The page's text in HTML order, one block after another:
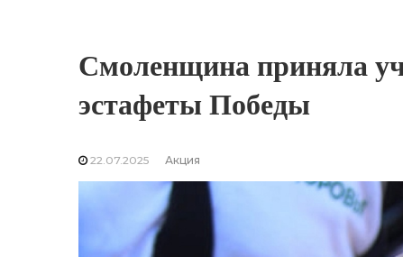
Смоленщина приняла
эстафеты Победы
22.07.2025 Акция